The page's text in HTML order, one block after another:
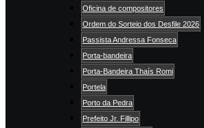
Oficina de compositores
Ordem do Sorteio dos Desfile 2026
Passista Andressa Fonseca
Porta-bandeira
Porta-Bandeira Thaís Romi
Portela
Porto da Pedra
Prefeito Jr. Fillipo